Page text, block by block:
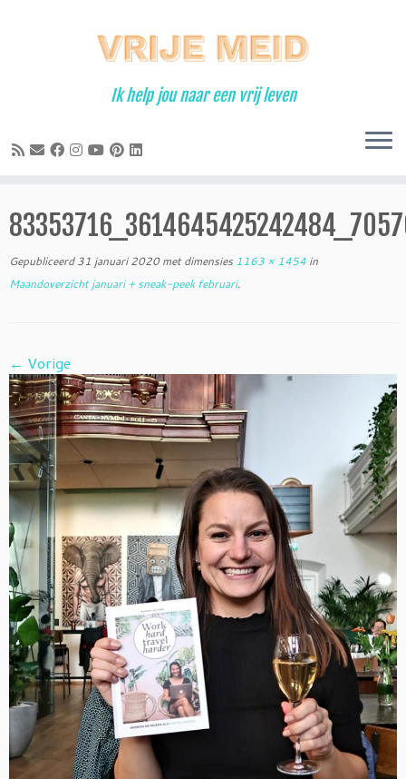
Ik help jou naar een vrij leven
Gepubliceerd 31 januari 2020met dimensies 1163 × 1454 in
Maandoverzicht januari + sneak-peek februari.
← Vorige